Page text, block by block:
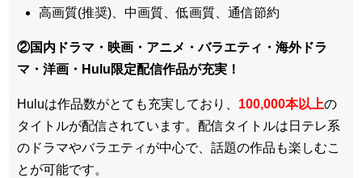
高画質(推奨)、中画質、低画質、通信節約
②国内ドラマ・映画・アニメ・バラエティ・ 海外ドラ
マ・洋画・Hulu限定配信作品が充実！
Huluは作品数がとても充実しており、 100,000本以上の
タイトルが配信されています。配信タイトルは 日テレ系
のドラマやバラエティが中心で、話題の作品も楽しむこ
とが可能です。